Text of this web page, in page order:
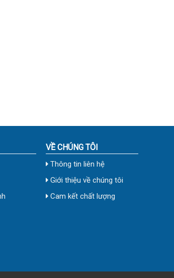
VỀ CHÚNG TÔI
Thông tin liên hệ
Giới thiệu về chúng tôi
Cam kết chất lượng